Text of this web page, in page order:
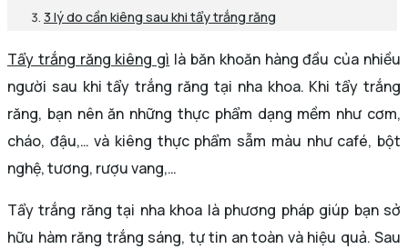
3 lý do cần kiêng sau khi tẩy trắng răng
Tẩy trắng răng kiêng gì là băn khoăn hàng đầu của nhiều
người sau khi tẩy trắng răng tại nha khoa. Khi tẩy trắng
răng, bạn nên ăn những thực phẩm dạng mềm như cơm,
cháo, đậu,… và kiêng thực phẩm sẫm màu như café, bột
nghệ, tương, rượu vang,…
Tẩy trắng răng tại nha khoa là phương pháp giúp bạn sở
hữu hàm răng trắng sáng, tự tin an toàn và hiệu quả. Sau